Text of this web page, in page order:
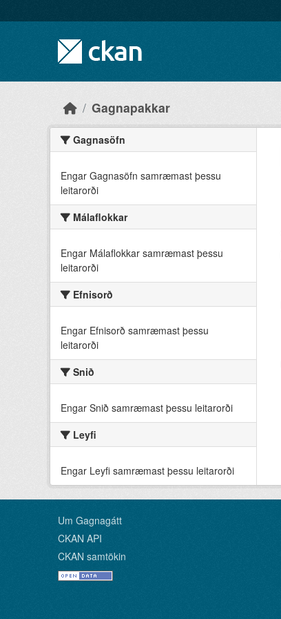
Gagnapakkar
Gagnasöfn
Engar Gagnasöfn samræmast þessu
leitarorði
Málaflokkar
Engar Málaflokkar samræmast þessu
leitarorði
Efnisorð
Engar Efnisorð samræmast þessu
leitarorði
Snið
Engar Snið samræmast þessu leitarorði
Leyfi
Engar Leyfi samræmast þessu leitarorði
Um Gagnagátt
CKAN API
CKAN samtökin